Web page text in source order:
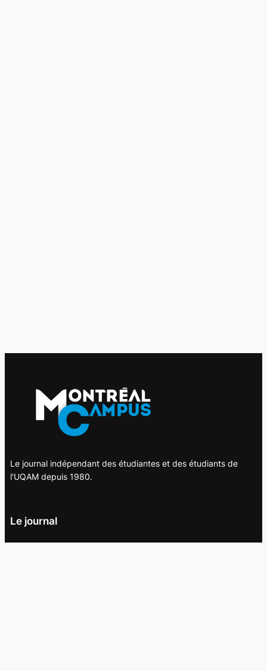
Le journal indépendant des étudiantes et des étudiants de
l'UQAM depuis 1980.
Le journal